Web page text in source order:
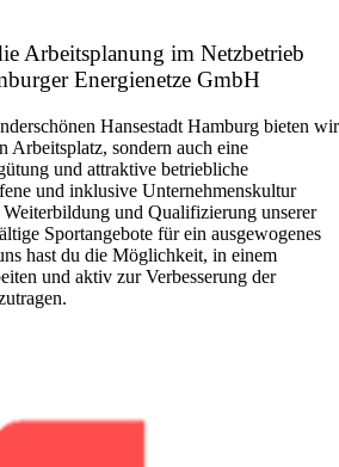
Arbeitsplanung im Netzbetrieb
Energienetze GmbH
Hansestadt Hamburg bieten wir
Arbeitsplatz, sondern auch eine
und attraktive betriebliche
und inklusive Unternehmenskultur
und Qualifizierung unserer
Sportangebote für ein ausgewogenes
hast du die Möglichkeit, in einem
und aktiv zur Verbesserung der